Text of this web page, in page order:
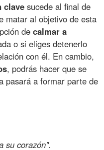
clave sucede al final de
matar al objetivo de esta
decalmar a
o si eliges detenerlo
con él. En cambio,
, podrás hacer que se
pasará a formar parte de
su corazón".